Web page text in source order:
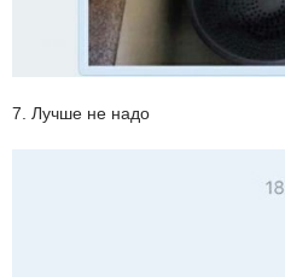
7. Лучше не надо